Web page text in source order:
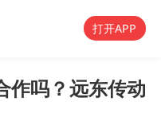
打开APP
作吗？远东传动